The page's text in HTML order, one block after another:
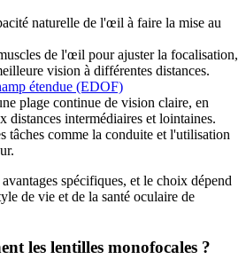
naturelle de l'œil à faire la mise au
de l'œil pour ajuster la focalisation,
vision à différentes distances.
étendue (EDOF)
plage continue de vision claire, en
distances intermédiaires et lointaines.
tâches comme la conduite et l'utilisation
spécifiques, et le choix dépend
de vie et de la santé oculaire de
les lentilles monofocales ?